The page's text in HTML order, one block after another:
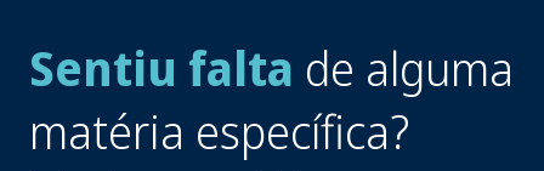
Sentiu falta de alguma
matéria específica?